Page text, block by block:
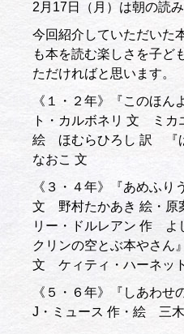
2月17日（月）は朝の読
今回紹介していただいた
も本を読む楽しさを子ど
ただければと思います。
《１・２年》『このほ
ト・カルボネリ 文 ミカ
絵 ほむらひろし 訳 『
なおこ 文
《３・４年》『あめふ
文 野村たかあき 絵・
リー・ドルレアン 作
クリンの空とぶ本やさ
文 ケィティ・ハーネッ
《５・６年》『しあわ
J・ミュース 作・絵 三